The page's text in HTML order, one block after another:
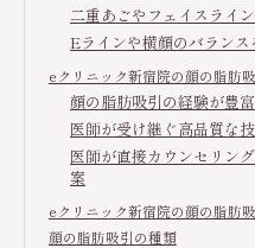
二重あごやフェイスライ
Eラインや横顔のバラン
eクリニック新宿院の顔の脂肪
顔の脂肪吸引の経験が豊
医師が受け継ぐ高品質な
医師が直接カウンセリン
案
eクリニック新宿院の顔の脂肪
顔の脂肪吸引の種類